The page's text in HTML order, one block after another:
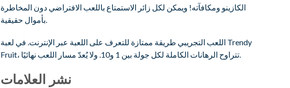
الكازينو ومكافآته! ويمكن لكل زائر الاستمتاع باللعب الافتراضي دون المخاطرة
اللعب التجريبي طريقة ممتازة للتعرف على اللعبة عبر الإنترنت. في لعبة Trendy
Fruit، تتراوح الرهانات الكاملة لكل جولة بين 1 و10. ولا يُعدّ مسار اللعب نهائيًا.
نشر العلامات